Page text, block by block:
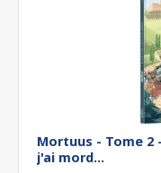
Mortuus - Tome 2
j'ai mord...